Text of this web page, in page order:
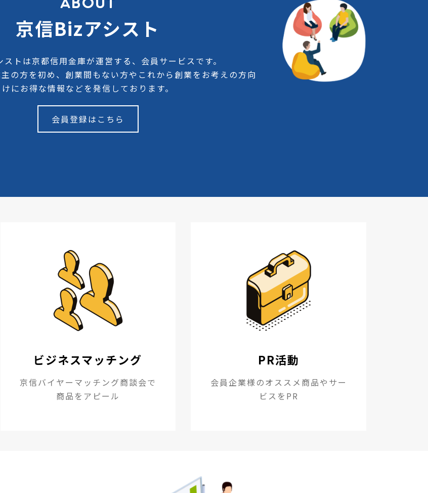
ABOUT
京信Bizアシスト
トは京都信用金庫が運営する、会員サービスです。
の方を初め、創業間もない方やこれから創業をお考えの方向
けにお得な情報などを発信しております。
会員登録はこちら
ビジネスマッチング
京信バイヤーマッチング商談会で
商品をアピール
PR活動
会員企業様のオススメ商品やサー
ビスをPR